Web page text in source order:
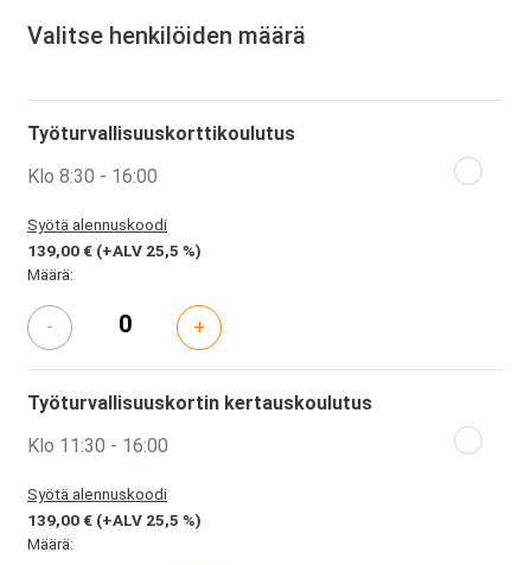
Valitse henkilöiden määrä
Työturvallisuuskorttikoulutus
Klo 8:30 - 16:00
Syötä alennuskoodi
139,00 € (+ALV 25,5 %)
Määrä:
- +
Työturvallisuuskortin kertauskoulutus
Klo 11:30 - 16:00
Syötä alennuskoodi
139,00 € (+ALV 25,5 %)
Määrä: